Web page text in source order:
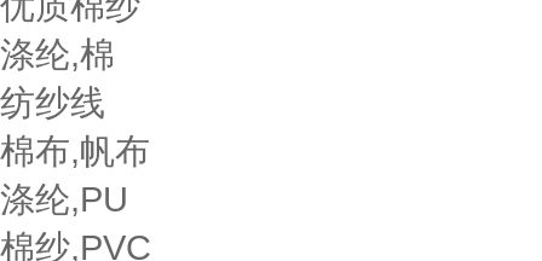
涤纶,棉
纺纱线
棉布,帆布
涤纶,PU
棉纱,PVC